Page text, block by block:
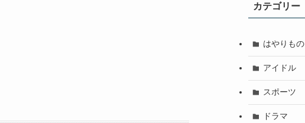
カテゴリー
はやりもの
アイドル
スポーツ
ドラマ